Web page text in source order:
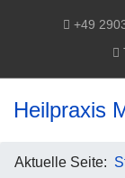
+49
Heilpraxis
Aktuelle Seite: